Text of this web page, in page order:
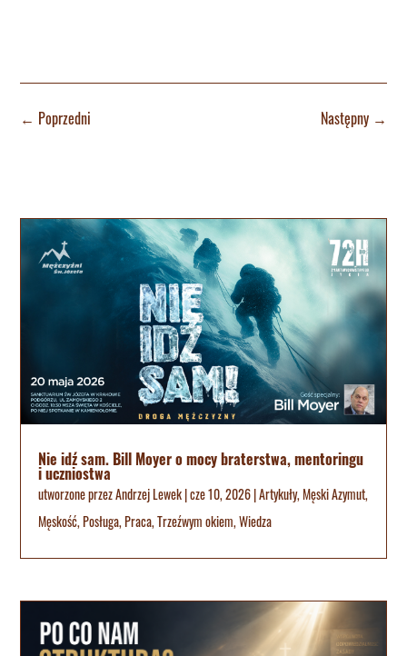
← Poprzedni Następny→
Nie idź sam. Bill Moyer o mocy braterstwa, mentoringu
i uczniostwa
utworzone przezAndrzej Lewek|cze 10, 2026|Artykuły,Męski Azymut,
Męskość,Posługa,Praca,Trzeźwym okiem,Wiedza